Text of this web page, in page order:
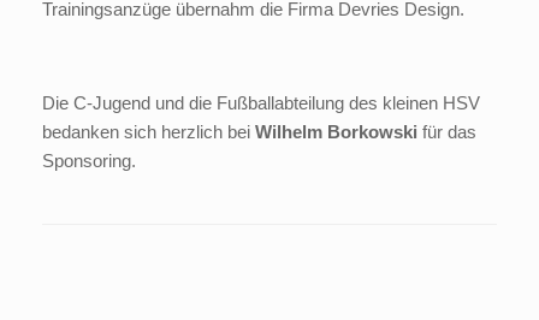
Trainingsanzüge übernahm die Firma Devries Design.
Die C-Jugend und die Fußballabteilung des kleinen HSV
bedanken sich herzlich bei Wilhelm Borkowski für das
Sponsoring.